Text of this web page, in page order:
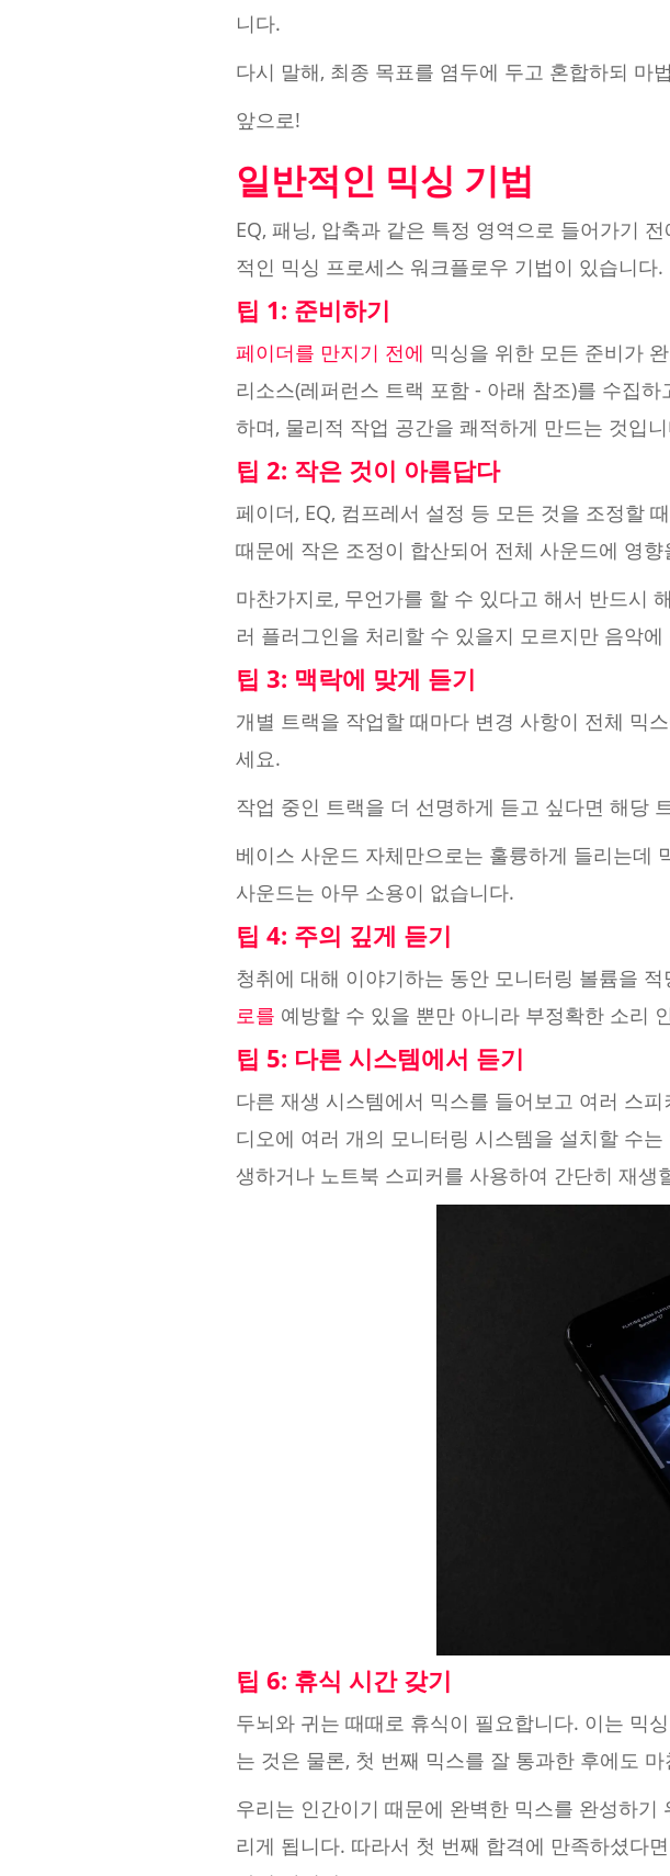
니다.
다시 말해, 최종 목표를 염두에 두고 혼합하되 마
앞으로!
일반적인 믹싱 기법
EQ, 패닝, 압축과 같은 특정 영역으로 들어가기
적인 믹싱 프로세스 워크플로우 기법이 있습니다.
팁 1: 준비하기
페이더를 만지기 전에 믹싱을 위한 모든 준비가
리소스(레퍼런스 트랙 포함 - 아래 참조)를 수집
하며, 물리적 작업 공간을 쾌적하게 만드는 것입
팁 2: 작은 것이 아름답다
페이더, EQ, 컴프레서 설정 등 모든 것을 조정할
때문에 작은 조정이 합산되어 전체 사운드에 영향
마찬가지로, 무언가를 할 수 있다고 해서 반드시
러 플러그인을 처리할 수 있을지 모르지만 음악
팁 3: 맥락에 맞게 듣기
개별 트랙을 작업할 때마다 변경 사항이 전체 믹
세요.
작업 중인 트랙을 더 선명하게 듣고 싶다면 해당
베이스 사운드 자체만으로는 훌륭하게 들리는데
사운드는 아무 소용이 없습니다.
팁 4: 주의 깊게 듣기
청취에 대해 이야기하는 동안 모니터링 볼륨을
로를 예방할 수 있을 뿐만 아니라 부정확한 소리
팁 5: 다른 시스템에서 듣기
다른 재생 시스템에서 믹스를 들어보고 여러 스
디오에 여러 개의 모니터링 시스템을 설치할 수
생하거나 노트북 스피커를 사용하여 간단히 재생
팁 6: 휴식 시간 갖기
두뇌와 귀는 때때로 휴식이 필요합니다. 이는 믹
는 것은 물론, 첫 번째 믹스를 잘 통과한 후에도
우리는 인간이기 때문에 완벽한 믹스를 완성하
리게 됩니다. 따라서 첫 번째 합격에 만족하셨다